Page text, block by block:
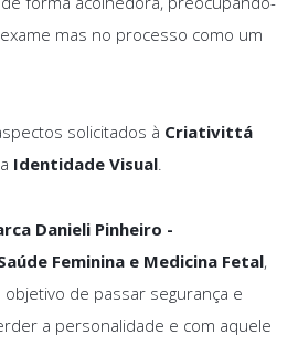
mas no processo como um
solicitados à Criativittá
Identidade Visual.
Danieli Pinheiro -
Feminina e Medicina Fetal,
objetivo de passar segurança e
a personalidade e com aquele